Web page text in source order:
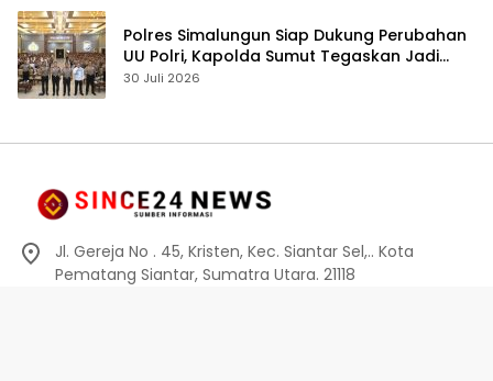
Polres Simalungun Siap Dukung Perubahan
UU Polri, Kapolda Sumut Tegaskan Jadi
Fondasi Penguatan Profesionalisme dan
30 Juli 2026
Jl. Gereja No . 45, Kristen, Kec. Siantar Sel,.. Kota
Pematang Siantar, Sumatra Utara. 21118